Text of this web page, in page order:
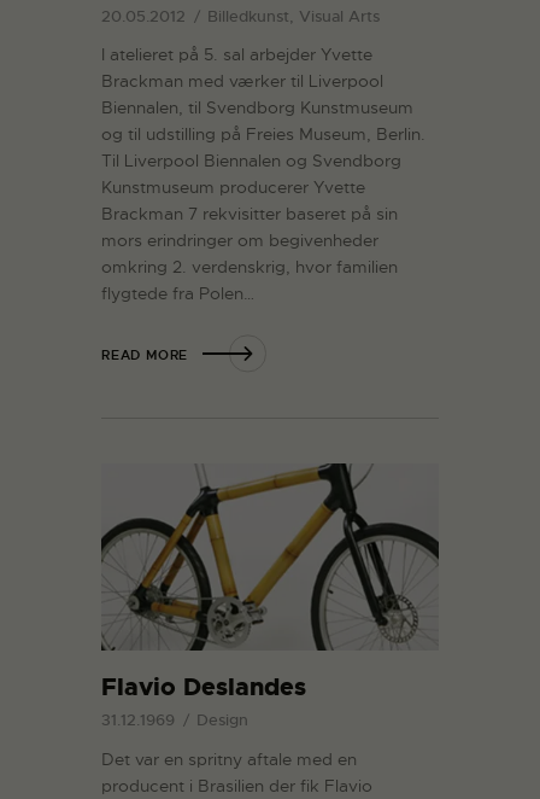
20.05.2012 Billedkunst, Visual Arts
I atelieret på 5. sal arbejder Yvette
Brackman med værker til Liverpool
Biennalen, til Svendborg Kunstmuseum
og til udstilling på Freies Museum, Berlin.
Til Liverpool Biennalen og Svendborg
Kunstmuseum producerer Yvette
Brackman 7 rekvisitter baseret på sin
mors erindringer om begivenheder
omkring 2. verdenskrig, hvor familien
flygtede fra Polen…
READ MORE
Flavio Deslandes
31.12.1969 Design
Det var en spritny aftale med en
producent i Brasilien der fik Flavio